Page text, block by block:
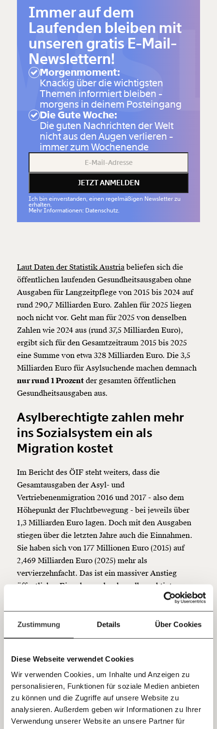
Zustimmung Details Über Cookies
Diese Webseite verwendet Cookies
Wir verwenden Cookies, um Inhalte und Anzeigen zu
personalisieren, Funktionen für soziale Medien anbieten
zu können und die Zugriffe auf unsere Website zu
analysieren. Außerdem geben wir Informationen zu Ihrer
Verwendung unserer Website an unsere Partner für
Immer auf dem Laufenden
Veränderung
beginnt mit Dir!
Werde Fördermitglied und wir können gemeinsam
unsere Wirtschaft so gestalten, dass sie für alle
funktioniert. Unsere Recherchen sind für alle frei im
Netz. Unabhängig und werbefrei. Und das wird auch
so bleiben. Kämpf’ mit uns für den Fortschritt und
unterstütze uns mit Deinem Mitgliedsbeitrag.
Du überweist lieber direkt?
Hier unsere IBAN: AT34 4300 0498 0007 6017
Kontoinhaber: Momentum Institut - Verein für
sozialen Fortschritt
Jetzt
einfach
teilen.
E-Mail
Whatsapp
Immer auf dem
Laufenden bleiben mit
unseren gratis E-Mail-
Newslettern!
Morgenmoment:
Knackig über die wichtigsten
Themen informiert bleiben -
morgens in deinem Posteingang
Die Gute Woche:
Die guten Nachrichten der Welt
nicht aus den Augen verlieren -
immer zum Wochenende
JETZT ANMELDEN
Ich bin einverstanden, einen regelmäßigen Newsletter zu
erhalten.
Mehr Informationen: Datenschutz.
Laut Daten der Statistik Austria beliefen sich die
öffentlichen laufenden Gesundheitsausgaben ohne
Ausgaben für Langzeitpflege von 2015 bis 2024 auf
rund 290,7 Milliarden Euro. Zahlen für 2025 liegen
noch nicht vor. Geht man für 2025 von denselben
Zahlen wie 2024 aus (rund 37,5 Milliarden Euro),
ergibt sich für den Gesamtzeitraum 2015 bis 2025
eine Summe von etwa 328 Milliarden Euro. Die 3,5
Milliarden Euro für Asylsuchende machen demnach
nur rund 1 Prozent der gesamten öffentlichen
Gesundheitsausgaben aus.
Asylberechtigte zahlen mehr
ins Sozialsystem ein als
Migration kostet
Im Bericht des ÖIF steht weiters, dass die
Gesamtausgaben der Asyl- und
Vertriebenenmigration 2016 und 2017 - also dem
Höhepunkt der Fluchtbewegung - bei jeweils über
1,3 Milliarden Euro lagen. Doch mit den Ausgaben
stiegen über die letzten Jahre auch die Einnahmen.
Sie haben sich von 177 Millionen Euro (2015) auf
2,469 Milliarden Euro (2025) mehr als
vervierzehnfacht. Das ist ein massiver Anstieg
öffentlicher Einnahmen durch asylberechtigte
Viele Menschen, die in den vergangenen Jahren als
Geflüchtete nach Österreich gekommen sind,
Sozialversicherungsbeiträge. Sichere
Arbeitsmarkt und die Möglichkeiten zur
Selbstständigkeit können laut EcoAustria und ÖIF
dazu beitragen, dass Asylsuchende einer Arbeit
nachgehen können und für eine höhere Bereitschaft